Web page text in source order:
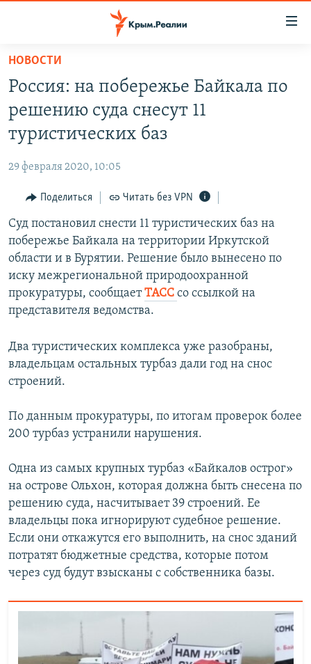
Вернуться
основному
содержанию
Вернутся
главной
навигации
Вернутся
поиску
11 ЛЕТ ОККУПАЦИИ КРЫМА. 11 ИСТОРИЙ СОПРОТИВЛЕНИЯ
ВОДА
ЕЩЕ
ИНТЕРАКТИВ
ИНФОГРАФИКА
ТЕЛЕПРОЕКТ КРЫМ.РЕАЛИИ
СОВЕТЫ ПРАВОЗАЩИТНИКОВ
ПРОПАВШИЕ БЕЗ ВЕСТИ
КРЫМ.НЕПОКОРЕННЫЙ
РАДІО СВОБОДА
КАК ОБОЙТИ БЛОКИРОВКУ
Українською
Qırımtatar
Все сайты RFE/RL
НОВОСТИ
Россия: на побережье Байкала по
решению суда снесут 11
туристических баз
29 февраля 2020, 10:05
Поделиться Читать без VPN
Суд постановил снести 11 туристических баз на
побережье Байкала на территории Иркутской
области и в Бурятии. Решение было вынесено по
иску межрегиональной природоохранной
прокуратуры, сообщаетТАСС со ссылкой на
представителя ведомства.
Два туристических комплекса уже разобраны,
владельцам остальных турбаз дали год на снос
строений.
По данным прокуратуры, по итогам проверок более
200 турбаз устранили нарушения.
Одна из самых крупных турбаз «Байкалов острог»
на острове Ольхон, которая должна быть снесена по
решению суда, насчитывает 39 строений. Ее
владельцы пока игнорируют судебное решение.
Если они откажутся его выполнить, на снос зданий
потратят бюджетные средства, которые потом
через суд будут взысканы с собственника базы.